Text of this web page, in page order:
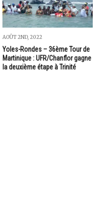
AOÛT 2ND, 2022
Yoles-Rondes – 36ème Tour de
Martinique : UFR/Chanflor gagne
la deuxième étape à Trinité